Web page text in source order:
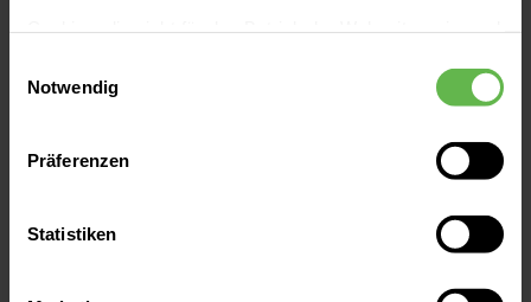
eingesetzt werden.
Es steht Ihnen frei, unsere Seite mit nur den notwendigen
Cookies zu benutzen, eine individuelle Auswahl
oder durch Auswahl von „Alle Cookies akzeptieren“ in die
Notwendig
Präferenzen
Statistiken
Duales Pflegestudium an der HAW-
Du willst Theorie und Praxis. Du
Erkenntnisse und Pflegeforschung. Dann
das Richtige: das akademische Studium